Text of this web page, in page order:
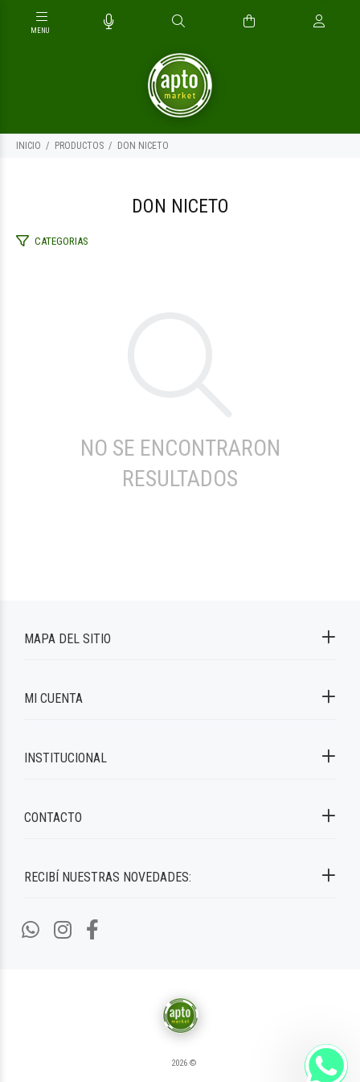
INICIO PRODUCTOS DON NICETO
DON NICETO
CATEGORIAS
NO SE ENCONTRARON
RESULTADOS
RECIBÍ NUESTRAS NOVEDADES:
MAPA DEL SITIO
MI CUENTA
INSTITUCIONAL
CONTACTO
2026 ©